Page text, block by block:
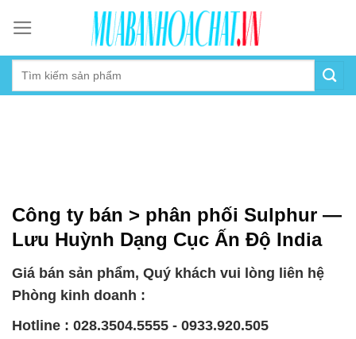
content
Công ty bán > phân phối Sulphur —
Lưu Huỳnh Dạng Cục Ấn Độ India
Giá bán sản phẩm, Quý khách vui lòng liên hệ
Phòng kinh doanh :
Hotline : 028.3504.5555 - 0933.920.505